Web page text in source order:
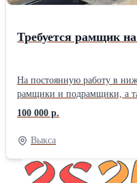
Требуется рамщик
На постоянную работу в
рамщики и подрамщики, а
кругляка (6м хвоя) на
первый и второй сорт. Стабильная зарплата два раза в месяц.
График работы, вахтовый
100 000 р.
Выкса